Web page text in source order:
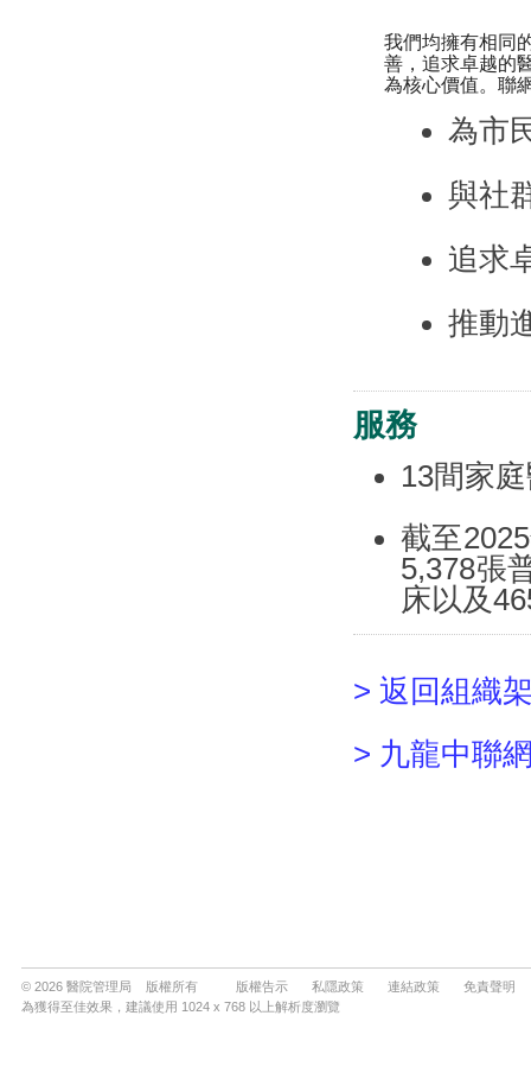
© 2026 醫院管理局 版權所有 版權告示 私隱政策 連結政策
免責聲明
為獲得至佳效果，建議使用 1024 x 768 以上解析度瀏覽